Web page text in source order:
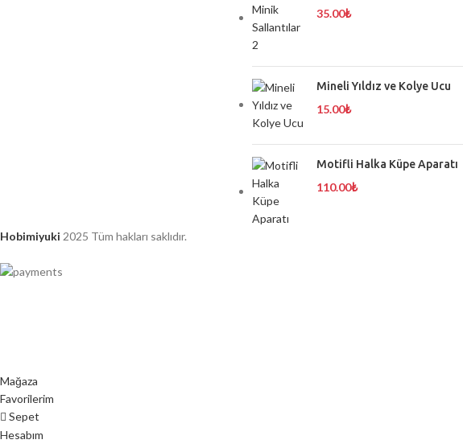
35.00₺
Mineli Yıldız ve Kolye Ucu
15.00₺
Motifli Halka Küpe Aparatı
110.00₺
Hobimiyuki 2025 Tüm hakları saklıdır.
Mağaza
Favorilerim
Sepet
Hesabım